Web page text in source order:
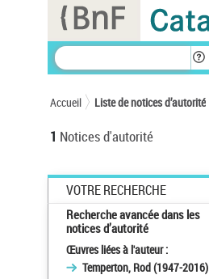
Accueil Liste de notices d’autorité
1 Notices d'autorité
VOTRE RECHERCHE
Recherche avancée dans les
notices d’autorité
Œuvres liées à l'auteur :
Temperton, Rod (1947-2016)
Panneau de gestion des cookies